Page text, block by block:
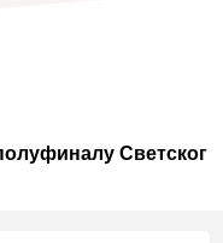
Светског